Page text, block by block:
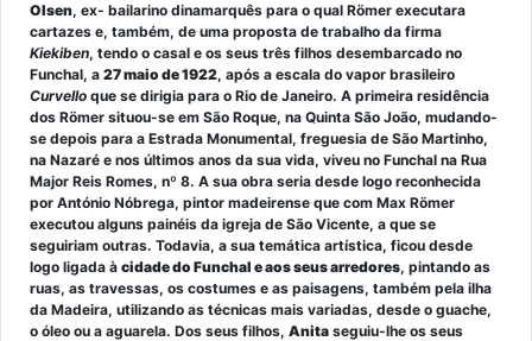
Olsen, ex- bailarino dinamarquês para o qual Römer executara
cartazes e, também, de uma proposta de trabalho da firma
Kiekiben, tendo o casal e os seus três filhos desembarcado no
Funchal, a 27 maio de 1922, após a escala do vapor brasileiro
Curvello que se dirigia para o Rio de Janeiro. A primeira residência
dos Römer situou-se em São Roque, na Quinta São João, mudando-
se depois para a Estrada Monumental, freguesia de São Martinho,
na Nazaré e nos últimos anos da sua vida, viveu no Funchal na Rua
Major Reis Romes, nº 8. A sua obra seria desde logo reconhecida
por António Nóbrega, pintor madeirense que com Max Römer
executou alguns painéis da igreja de São Vicente, a que se
seguiriam outras. Todavia, a sua temática artística, ficou desde
logo ligada à cidade do Funchal e aos seus arredores, pintando as
ruas, as travessas, os costumes e as paisagens, também pela ilha
da Madeira, utilizando as técnicas mais variadas, desde o guache,
o óleo ou a aguarela. Dos seus filhos, Anita seguiu-lhe os seus